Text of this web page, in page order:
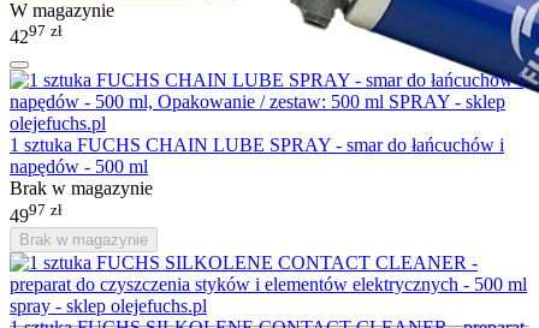
W magazynie
4297 zł
1 sztuka FUCHS CHAIN LUBE SPRAY - smar do łańcuchów i
napędów - 500 ml
Brak w magazynie
4997 zł
Brak w magazynie